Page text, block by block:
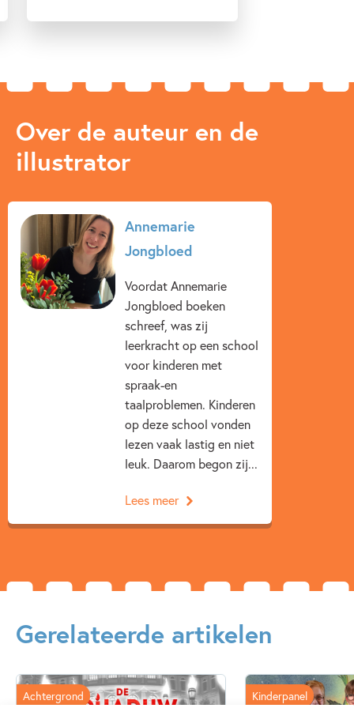
maakt veel impact. Daarom zou ik dit boek zeker bij elke
Over de auteur en de
illustrator
Annemarie
Jongbloed
Voordat Annemarie
Jongbloed boeken
schreef, was zij
leerkracht op een school
voor kinderen met
spraak-en
taalproblemen. Kinderen
op deze school vonden
lezen vaak lastig en niet
leuk. Daarom begon zij...
Lees meer
Gerelateerde artikelen
Achtergrond Kinderpanel